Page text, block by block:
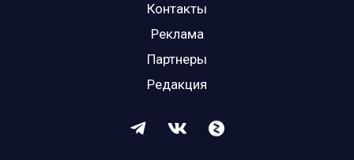
Контакты
Реклама
Партнеры
Редакция